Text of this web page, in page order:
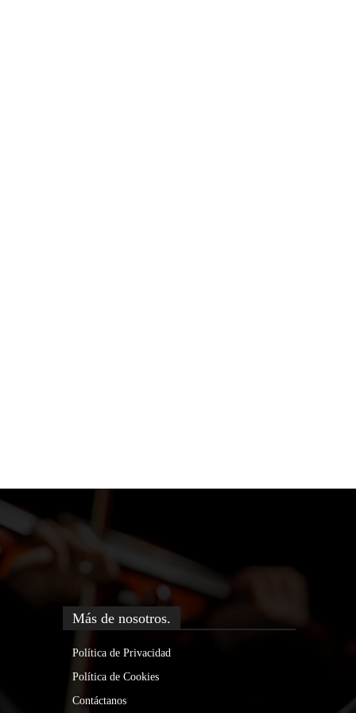
Más de nosotros.
Política de Privacidad
Política de Cookies
Contáctanos